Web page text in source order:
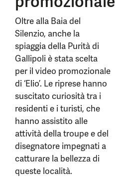
Oltre alla Baia del
Silenzio, anche la
spiaggia della Purità di
Gallipoli è stata scelta
per il video promozionale
di ‘Elio’. Le riprese hanno
suscitato curiosità tra i
residenti e i turisti, che
hanno assistito alle
attività della troupe e del
disegnatore impegnati a
catturare la bellezza di
queste località.